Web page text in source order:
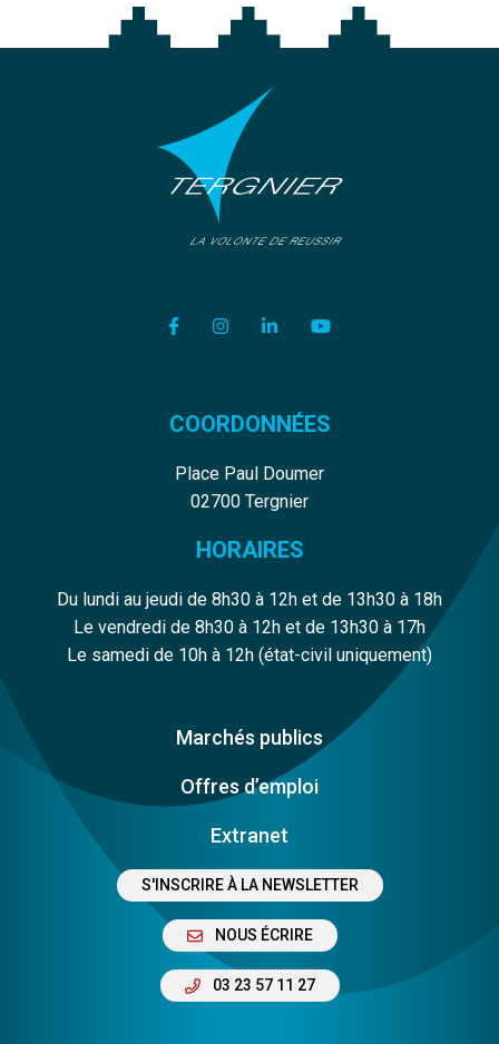
Lien vers le compte Facebook
Lien vers le compte Instagram
Lien vers le compte
Lien vers la chaîne
COORDONNÉES
Place Paul Doumer
02700 Tergnier
HORAIRES
Du lundi au jeudi de 8h30 à 12h et de 13h30 à 18h
Le vendredi de 8h30 à 12h et de 13h30 à 17h
Le samedi de 10h à 12h (état-civil uniquement)
Marchés publics
Offres d’emploi
Extranet
S'INSCRIRE À LA NEWSLETTER
NOUS ÉCRIRE
03 23 57 11 27